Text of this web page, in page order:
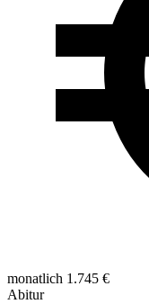
monatlich 1.745 €
Abitur